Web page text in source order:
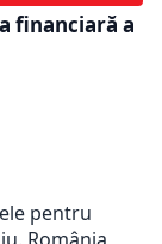
financiară a
pentru